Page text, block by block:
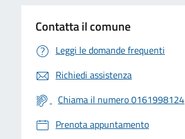
Contatta il comune
Leggi le domande frequenti
Richiedi assistenza
Chiama il numero 0161998124
Prenota appuntamento